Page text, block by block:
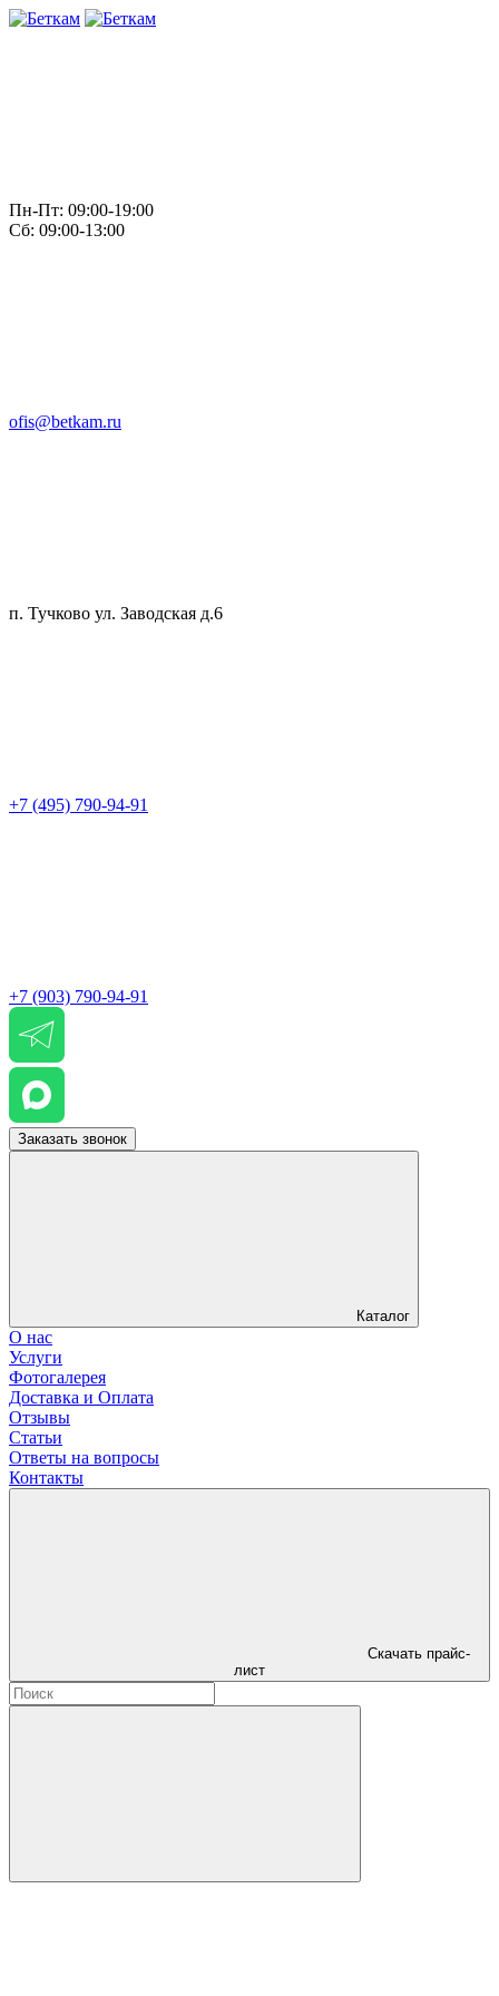
Пн-Пт: 09:00-19:00
Сб: 09:00-13:00
ofis@betkam.ru
п. Тучково ул. Заводская д.6
+7 (495) 790-94-91
+7 (903) 790-94-91
Заказать звонок
Каталог
О нас
Услуги
Фотогалерея
Доставка и Оплата
Отзывы
Статьи
Ответы на вопросы
Контакты
Скачать прайс-
лист